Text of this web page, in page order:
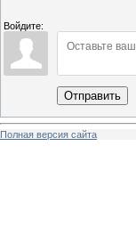
Войдите:
Отправить
Полная версия сайта